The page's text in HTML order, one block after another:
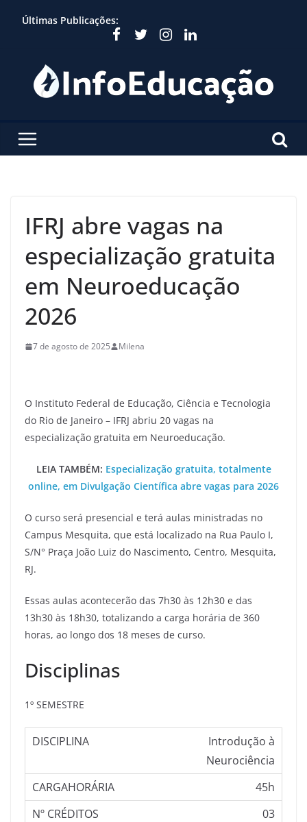
Últimas Publicações:
IFRJ abre vagas na
especialização gratuita
em Neuroeducação
2026
7 de agosto de 2025 Milena
O Instituto Federal de Educação, Ciência e Tecnologia
do Rio de Janeiro – IFRJ abriu 20 vagas na
especialização gratuita em Neuroeducação.
LEIA TAMBÉM: Especialização gratuita, totalmente
online, em Divulgação Científica abre vagas para 2026
O curso será presencial e terá aulas ministradas no
Campus Mesquita, que está localizado na Rua Paulo I,
S/N° Praça João Luiz do Nascimento, Centro, Mesquita,
RJ.
Essas aulas acontecerão das 7h30 às 12h30 e das
13h30 às 18h30, totalizando a carga horária de 360
horas, ao longo dos 18 meses de curso.
Disciplinas
1º SEMESTRE
Introdução à
Neurociência
45h
03